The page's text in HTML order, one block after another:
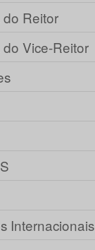
Reitor
Vice-Reitor
Internacionais